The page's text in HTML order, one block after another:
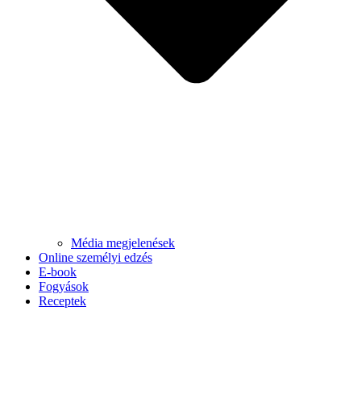
Média megjelenések
Online személyi edzés
E-book
Fogyások
Receptek